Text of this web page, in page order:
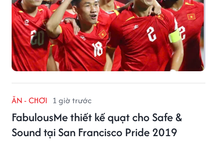
ĂN - CHƠI 1 giờ trước
FabulousMe thiết kế quạt cho Safe &
Sound tại San Francisco Pride 2019